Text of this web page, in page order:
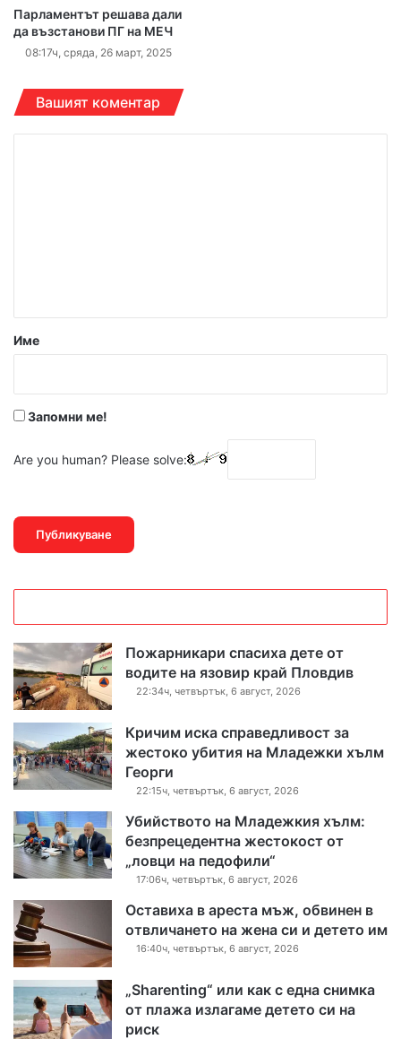
Парламентът решава дали
да възстанови ПГ на МЕЧ
08:17ч, сряда, 26 март, 2025
Вашият коментар
р
Име
Запомни ме!
Are you human? Please solve:
Пожарникари спасиха дете от
водите на язовир край Пловдив
22:34ч, четвъртък, 6 август, 2026
Кричим иска справедливост за
жестоко убития на Младежки хълм
Георги
22:15ч, четвъртък, 6 август, 2026
Убийството на Младежкия хълм:
безпрецедентна жестокост от
„ловци на педофили“
17:06ч, четвъртък, 6 август, 2026
Оставиха в ареста мъж, обвинен в
отвличането на жена си и детето им
16:40ч, четвъртък, 6 август, 2026
„Sharenting“ или как с една снимка
от плажа излагаме детето си на
риск